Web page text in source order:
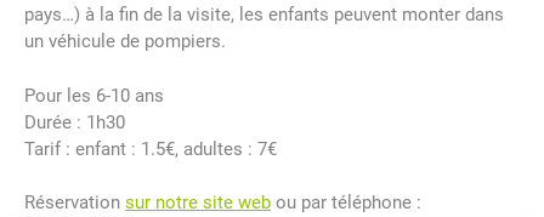
pays…) à la fin de la visite, les enfants peuvent monter dans
un véhicule de pompiers.
Pour les 6-10 ans
Durée : 1h30
Tarif : enfant : 1.5€, adultes : 7€
Réservation sur notre site web ou par téléphone :